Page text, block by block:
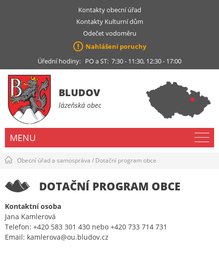
Kontakty obecní úřad
Kontakty Kulturní dům
Odečet vodoměru
Nahlášení poruchy
Úřední hodiny: PO a ST: 7:30 - 11:30, 12:30 - 17:00
BLUDOV
lázeňská obec
MENU
Obecní úřad a samospráva / Dotační program obce
DOTAČNÍ PROGRAM OBCE
Kontaktní osoba
Jana Kamlerová
Telefon: +420 583 301 430 nebo +420 733 714 731
Email: kamlerova@ou.bludov.cz